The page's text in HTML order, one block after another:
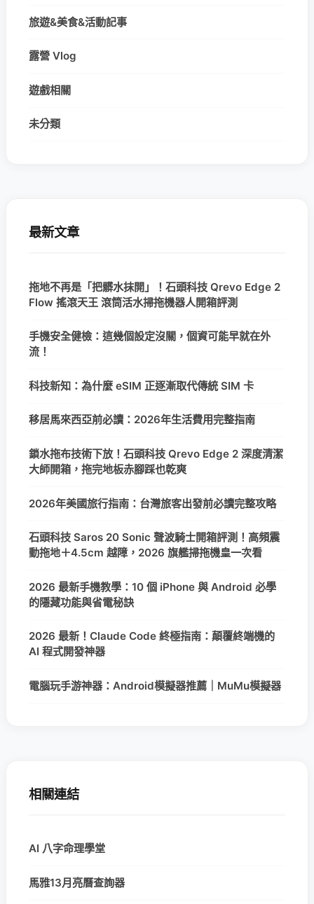
旅遊&美食&活動記事
露營 Vlog
遊戲相關
未分類
最新文章
拖地不再是「把髒水抹開」！石頭科技 Qrevo Edge 2
Flow 搖滾天王 滾筒活水掃拖機器人開箱評測
手機安全健檢：這幾個設定沒關，個資可能早就在外
流！
科技新知：為什麼 eSIM 正逐漸取代傳統 SIM 卡
移居馬來西亞前必讀：2026年生活費用完整指南
鎖水拖布技術下放！石頭科技 Qrevo Edge 2 深度清潔
大師開箱，拖完地板赤腳踩也乾爽
2026年美國旅行指南：台灣旅客出發前必讀完整攻略
石頭科技 Saros 20 Sonic 聲波騎士開箱評測！高頻震
動拖地＋4.5cm 越障，2026 旗艦掃拖機皇一次看
2026 最新手機教學：10 個 iPhone 與 Android 必學
的隱藏功能與省電秘訣
2026 最新！Claude Code 終極指南：顛覆終端機的
AI 程式開發神器
電腦玩手游神器：Android模擬器推薦｜MuMu模擬器
相關連結
AI 八字命理學堂
馬雅13月亮曆查詢器